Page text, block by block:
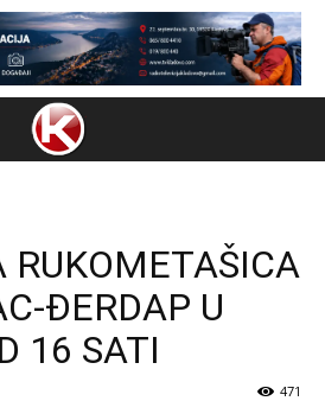
RUKOMETAŠICA
ĐERDAP U
16 SATI
471